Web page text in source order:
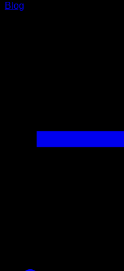
Blog